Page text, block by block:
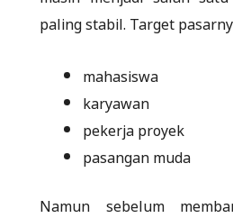
paling stabil. Target
mahasiswa
karyawan
pekerja proyek
pasangan muda
Namun sebelum